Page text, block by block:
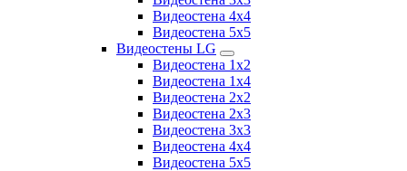
Видеостена 4x4
Видеостена 5x5
Видеостены LG
Видеостена 1x2
Видеостена 1x4
Видеостена 2x2
Видеостена 2x3
Видеостена 3x3
Видеостена 4x4
Видеостена 5x5